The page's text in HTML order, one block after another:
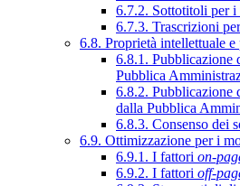
6.7.2. Sottotitoli per i
6.7.3. Trascrizioni
6.8. Proprietà intellettuale
6.8.1. Pubblicazione
Pubblica
6.8.2. Pubblicazione
dalla Pubblica
6.8.3. Consenso dei
6.9. Ottimizzazione per i
6.9.1. I fattori on-
6.9.2. I fattori off-